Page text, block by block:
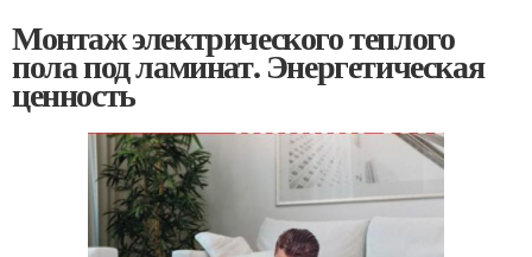
Монтаж электрического теплого
пола под ламинат. Энергетическая
ценность